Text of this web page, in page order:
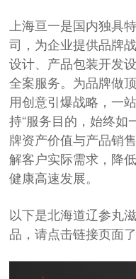
上海亘一是国内独具
司，为企业提供品牌
设计、产品包装开发
全案服务。为品牌做
用创意引爆战略，一
持“服务目的，始终如
牌资产价值与产品销
解客户实际需求，降
健康高速发展。
以下是北海道辽参丸
品，请点击链接页面了